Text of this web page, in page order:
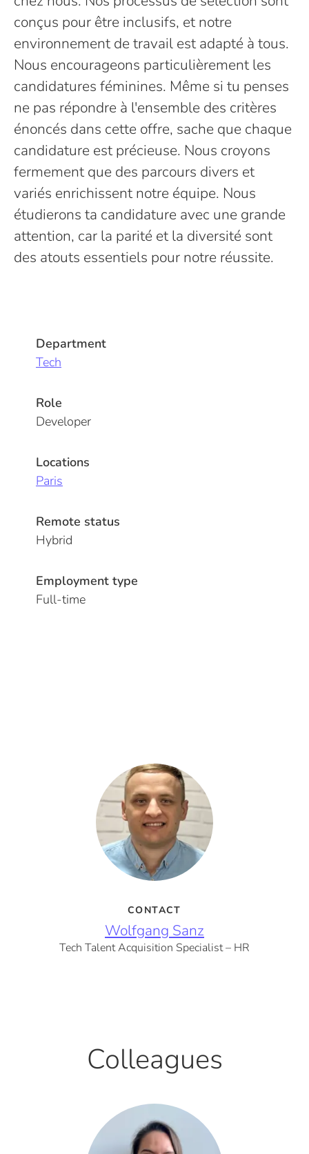
conçus pour être inclusifs, et notre
environnement de travail est adapté à tous.
Nous encourageons particulièrement les
candidatures féminines. Même si tu penses
ne pas répondre à l'ensemble des critères
énoncés dans cette offre, sache que chaque
candidature est précieuse. Nous croyons
fermement que des parcours divers et
variés enrichissent notre équipe. Nous
étudierons ta candidature avec une grande
attention, car la parité et la diversité sont
des atouts essentiels pour notre réussite.
Department
Tech
Role
Developer
Locations
Paris
Remote status
Hybrid
Employment type
Full-time
CONTACT
Wolfgang Sanz
Tech Talent Acquisition Specialist – HR
Colleagues